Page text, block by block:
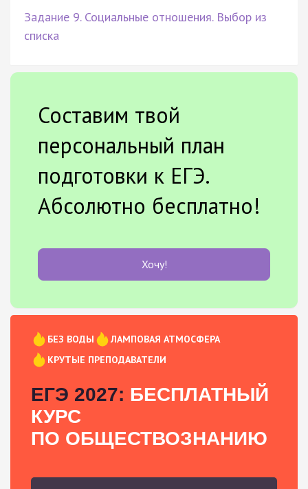
Задание 9. Социальные отношения. Выбор из
списка
Составим твой
персональный план
подготовки к ЕГЭ.
Абсолютно бесплатно!
Хочу!
БЕЗ ВОДЫ
ЛАМПОВАЯ АТМОСФЕРА
КРУТЫЕ ПРЕПОДАВАТЕЛИ
ЕГЭ 2027: БЕСПЛАТНЫЙ
КУРС
ПО ОБЩЕСТВОЗНАНИЮ